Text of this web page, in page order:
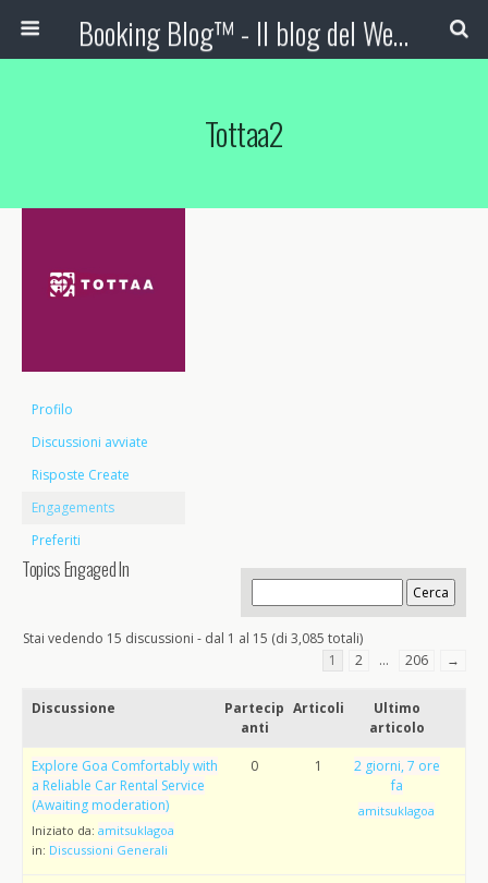
Booking Blog™ - Il blog del Web Marketing Turistico
Tottaa2
Profilo
Discussioni avviate
Risposte Create
Engagements
Preferiti
Topics Engaged In
Stai vedendo 15 discussioni - dal 1 al 15 (di 3,085 totali)
1
2 … 206 →
Discussione
Partecip
anti
Articoli
Ultimo
articolo
Explore Goa Comfortably with
a Reliable Car Rental Service
(Awaiting moderation)
Iniziato da: amitsuklagoa
in: Discussioni Generali
0 1
2 giorni, 7 ore
fa
amitsuklagoa